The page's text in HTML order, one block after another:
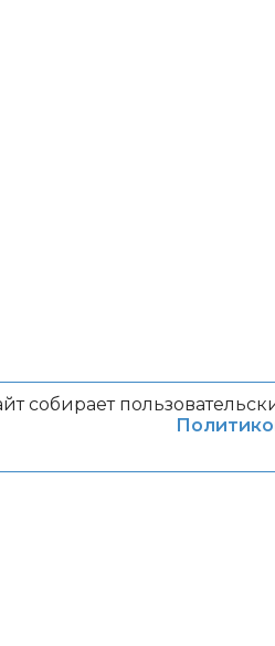
собирает